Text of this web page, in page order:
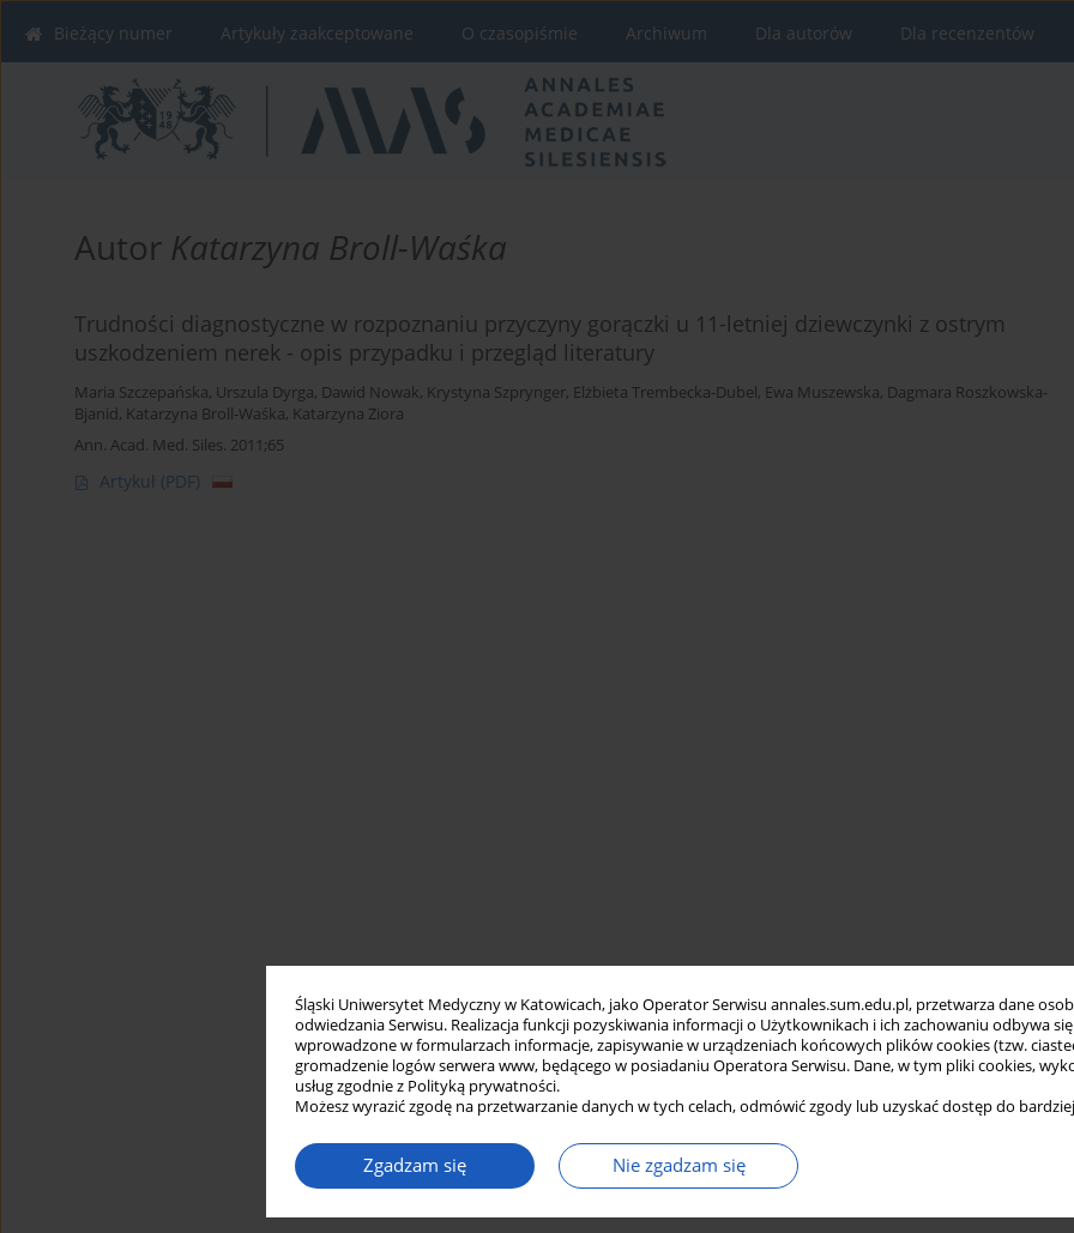
Śląski Uniwersytet Medyczny w Katowicach, jako Operator Serwisu annales.sum.edu.pl, przetwarza dane
odwiedzania Serwisu. Realizacja funkcji pozyskiwania informacji o Użytkownikach i ich zachowaniu odbywa
wprowadzone w formularzach informacje, zapisywanie w urządzeniach końcowych plików cookies (tzw.
gromadzenie logów serwera www, będącego w posiadaniu Operatora Serwisu. Dane, w tym pliki cookies,
usług zgodnie z Polityką prywatności.
Możesz wyrazić zgodę na przetwarzanie danych w tych celach, odmówić zgody lub uzyskać dostęp do
Zgadzam się Nie zgadzam się
Bieżący numer Artykuły zaakceptowane O czasopiśmie Archiwum Dla autorów Dla recenzentów
Autor Katarzyna Broll-Waśka
Trudności diagnostyczne w rozpoznaniu przyczyny gorączki u 11-letniej dziewczynki z ostrym
uszkodzeniem nerek - opis przypadku i przegląd literatury
Maria Szczepańska, Urszula Dyrga, Dawid Nowak, Krystyna Szprynger, Elżbieta Trembecka-Dubel, Ewa Muszewska, Dagmara Roszkowska-
Bjanid, Katarzyna Broll-Waśka, Katarzyna Ziora
Ann. Acad. Med. Siles. 2011;65
Artykuł (PDF)